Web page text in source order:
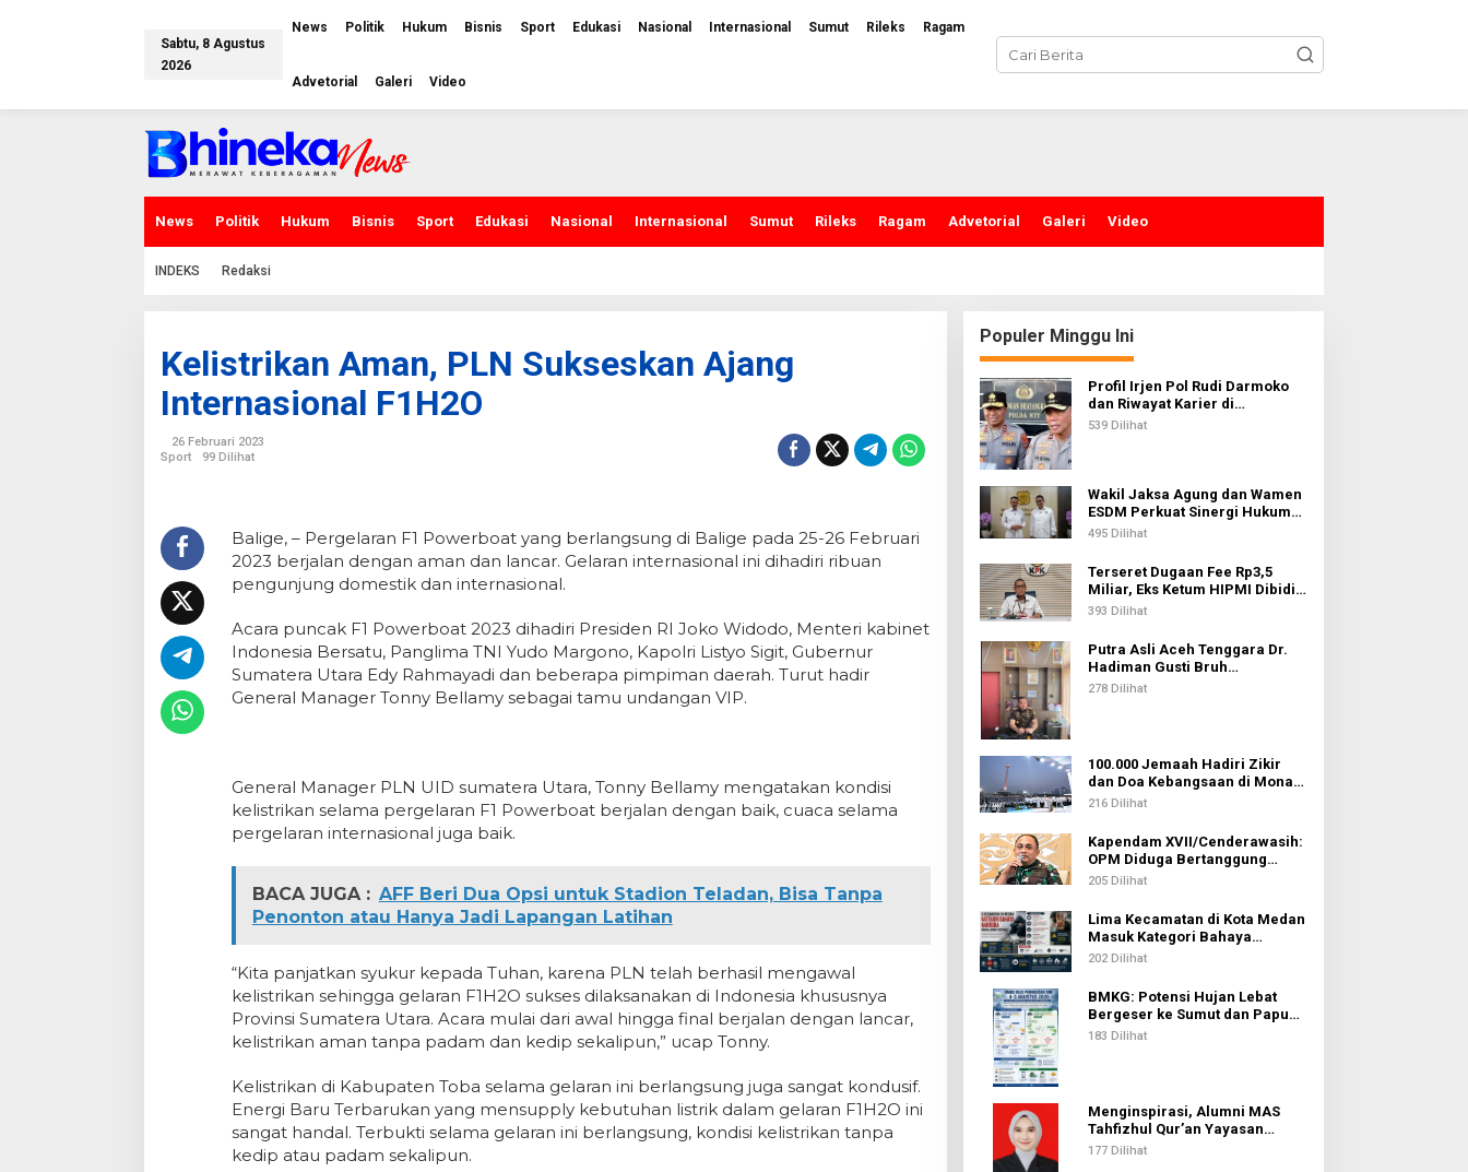
k
Sabtu, 8 Agustus
2026
News Politik Hukum Bisnis Sport Edukasi Nasional Internasional Sumut Rileks Ragam
Advetorial Galeri Video
News Politik Hukum Bisnis Sport Edukasi Nasional Internasional Sumut Rileks Ragam Advetorial Galeri Video
INDEKS Redaksi
Kelistrikan Aman, PLN Sukseskan Ajang
Internasional F1H2O
26 Februari 2023
Sport
99 Dilihat
Balige, – Pergelaran F1 Powerboat yang berlangsung di Balige pada 25-26 Februari
2023 berjalan dengan aman dan lancar. Gelaran internasional ini dihadiri ribuan
pengunjung domestik dan internasional.
Acara puncak F1 Powerboat 2023 dihadiri Presiden RI Joko Widodo, Menteri kabinet
Indonesia Bersatu, Panglima TNI Yudo Margono, Kapolri Listyo Sigit, Gubernur
Sumatera Utara Edy Rahmayadi dan beberapa pimpiman daerah. Turut hadir
General Manager Tonny Bellamy sebagai tamu undangan VIP.
General Manager PLN UID sumatera Utara, Tonny Bellamy mengatakan kondisi
kelistrikan selama pergelaran F1 Powerboat berjalan dengan baik, cuaca selama
pergelaran internasional juga baik.
BACA JUGA : AFF Beri Dua Opsi untuk Stadion Teladan, Bisa Tanpa
Penonton atau Hanya Jadi Lapangan Latihan
“Kita panjatkan syukur kepada Tuhan, karena PLN telah berhasil mengawal
kelistrikan sehingga gelaran F1H2O sukses dilaksanakan di Indonesia khususnya
Provinsi Sumatera Utara. Acara mulai dari awal hingga final berjalan dengan lancar,
kelistrikan aman tanpa padam dan kedip sekalipun,” ucap Tonny.
Kelistrikan di Kabupaten Toba selama gelaran ini berlangsung juga sangat kondusif.
Energi Baru Terbarukan yang mensupply kebutuhan listrik dalam gelaran F1H2O ini
sangat handal. Terbukti selama gelaran ini berlangsung, kondisi kelistrikan tanpa
kedip atau padam sekalipun.
Populer Minggu Ini
Profil Irjen Pol Rudi Darmoko
dan Riwayat Karier di
Kepolisian
539 Dilihat
Wakil Jaksa Agung dan Wamen
ESDM Perkuat Sinergi Hukum
untuk Kawal Sektor Energi
495 Dilihat
Terseret Dugaan Fee Rp3,5
Miliar, Eks Ketum HIPMI Dibidik
KPK
393 Dilihat
Putra Asli Aceh Tenggara Dr.
Hadiman Gusti Bruh
Diamanahkan sebagai Kajari
278 Dilihat
100.000 Jemaah Hadiri Zikir
dan Doa Kebangsaan di Monas,
Wujud Syukur atas
216 Dilihat
Kapendam XVII/Cenderawasih:
OPM Diduga Bertanggung
Jawab atas Penembakan Lima
205 Dilihat
Lima Kecamatan di Kota Medan
Masuk Kategori Bahaya
Narkoba, Medan Johor
202 Dilihat
BMKG: Potensi Hujan Lebat
Bergeser ke Sumut dan Papua
Pegunungan pada 5 Agustus
183 Dilihat
Menginspirasi, Alumni MAS
Tahfizhul Qur’an Yayasan
Islamic Centre Sumut Raih
177 Dilihat